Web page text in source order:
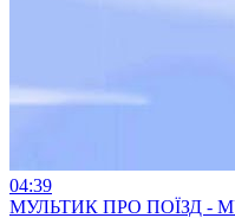
04:39
МУЛЬТИК ПРО ПОЇЗД -